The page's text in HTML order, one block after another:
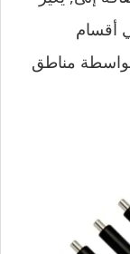
أقسام
بواسطة مناطق